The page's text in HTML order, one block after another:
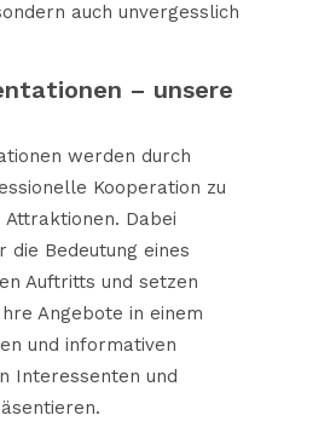
auch unvergesslich
– unsere
werden durch
Kooperation zu
Dabei
die Bedeutung eines
Auftritts und setzen
Angebote in einem
und informativen
Interessenten und